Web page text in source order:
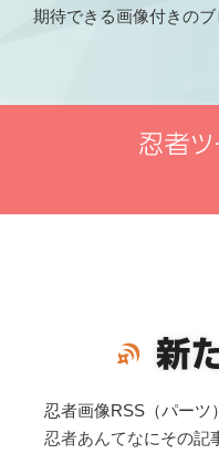
期待できる画像付きのブ
忍者画像RSS（パーツ
忍者あんてなにその記